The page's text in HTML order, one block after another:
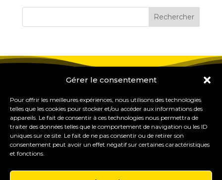
Gérer le consentement
Pour offrir les meilleures expériences, nous utilisons des technologies
telles que les cookies pour stocker et/ou accéder aux informations des
appareils. Le fait de consentir à ces technologies nous permettra de
traiter des données telles que le comportement de navigation ou les ID
uniques sur ce site. Le fait de ne pas consentir ou de retirer son
consentement peut avoir un effet négatif sur certaines caractéristiques
et fonctions.